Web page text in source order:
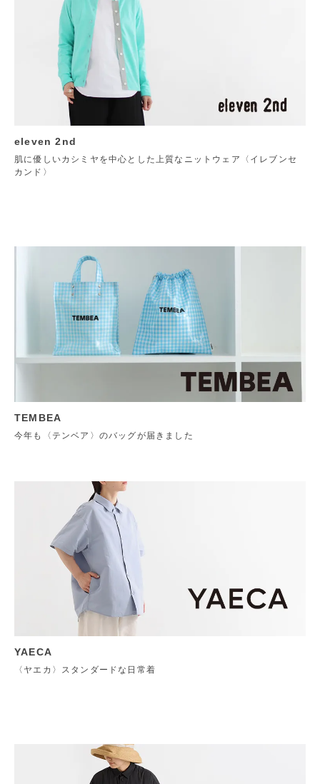
eleven 2nd
肌に優しいカシミヤを中心とした上質なニットウェア〈イレブンセ
カンド〉
TEMBEA
今年も〈テンベア〉のバッグが届きました
YAECA
〈ヤエカ〉スタンダードな日常着